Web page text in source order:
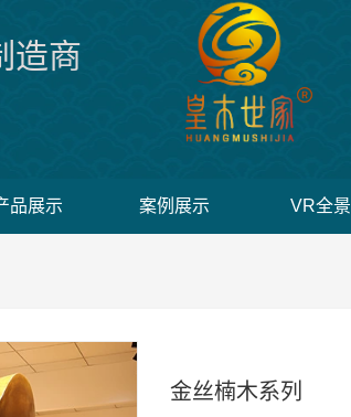
品展示 案例展示 VR全景
造商
金丝楠木系列